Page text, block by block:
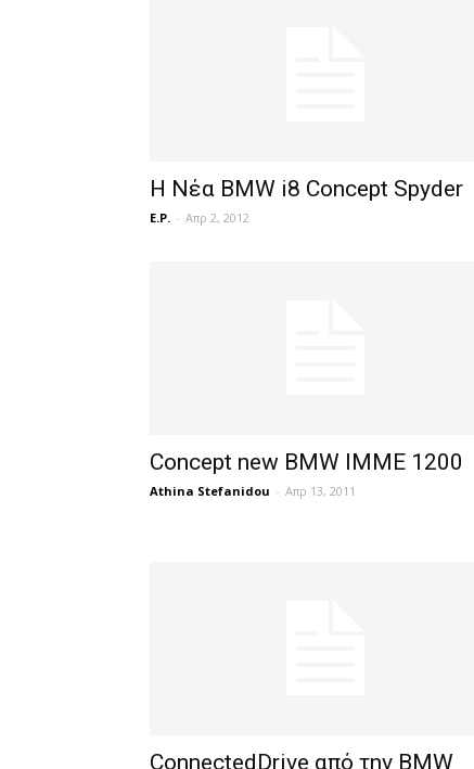
H Νέα BMW i8 Concept Spyder
E.P. - Απρ 2, 2012
Concept new BMW IMME 1200
Athina Stefanidou - Απρ 13, 2011
ConnectedDrive από την BMW